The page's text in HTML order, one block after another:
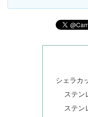
シェラカ
ステン
ステン